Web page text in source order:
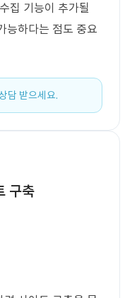
집 기능이 추가될
능하다는 점도 중요
담 받으세요.
구축